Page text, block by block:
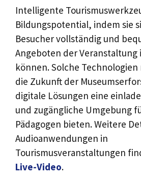
Intelligente
Bildungspotential, indem sie
Besucher vollständig und
Angeboten der Veranstaltung
können. Solche
die Zukunft der
digitale Lösungen eine
und zugängliche Umgebung
Pädagogen bieten. Weitere
Audioanwendungen in
Tourismusveranstaltungen
Live-Video.